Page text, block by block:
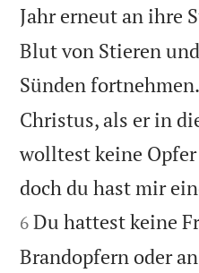
Jahr erneut an ihre
Blut von Stieren
Sünden fortnehmen.
Christus, als er in
wolltest keine
doch du hast mir
6 Du hattest keine
Brandopfern oder